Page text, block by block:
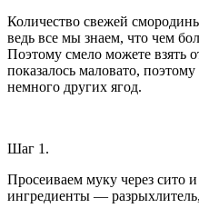
Количество свежей
ведь все мы знаем, что чем
Поэтому смело можете взять
показалось маловато,
немного других ягод.
Шаг 1.
Просеиваем муку через сито
ингредиенты —